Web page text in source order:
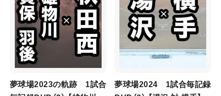
夢球場2023の軌跡 1試合
夢球場2024 1試合毎記録